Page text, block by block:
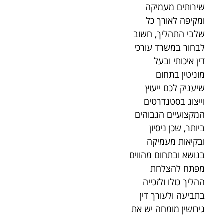
שירותים מעמיקה
ומקיפה לאורך כל
שלבי התהליך, חשוב
לבחור במשרד עורכי
דין איכותי ובעל
מוניטין בתחום
שיעניק לכם ייעוץ
וייצוג בסטנדרטים
המקצועיים הגבוהים
ביותר, שכן ניסיון
ובקיאות מעמיקה
בנושא ובתחום מהווים
מפתח להצלחת
ההליך כולו ולזכייה
בתביעה ולעורך דין
גירושין מומחה יש את